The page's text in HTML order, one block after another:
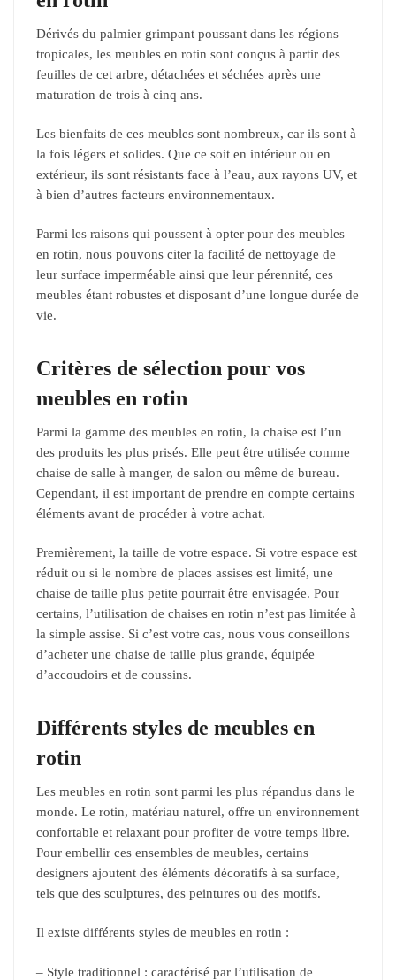
Dérivés du palmier grimpant poussant dans les régions
tropicales, les meubles en rotin sont conçus à partir des
feuilles de cet arbre, détachées et séchées après une
maturation de trois à cinq ans.
Les bienfaits de ces meubles sont nombreux, car ils sont à
la fois légers et solides. Que ce soit en intérieur ou en
extérieur, ils sont résistants face à l’eau, aux rayons UV, et
à bien d’autres facteurs environnementaux.
Parmi les raisons qui poussent à opter pour des meubles
en rotin, nous pouvons citer la facilité de nettoyage de
leur surface imperméable ainsi que leur pérennité, ces
meubles étant robustes et disposant d’une longue durée de
vie.
Critères de sélection pour vos
meubles en rotin
Parmi la gamme des meubles en rotin, la chaise est l’un
des produits les plus prisés. Elle peut être utilisée comme
chaise de salle à manger, de salon ou même de bureau.
Cependant, il est important de prendre en compte certains
éléments avant de procéder à votre achat.
Premièrement, la taille de votre espace. Si votre espace est
réduit ou si le nombre de places assises est limité, une
chaise de taille plus petite pourrait être envisagée. Pour
certains, l’utilisation de chaises en rotin n’est pas limitée à
la simple assise. Si c’est votre cas, nous vous conseillons
d’acheter une chaise de taille plus grande, équipée
d’accoudoirs et de coussins.
Différents styles de meubles en
rotin
Les meubles en rotin sont parmi les plus répandus dans le
monde. Le rotin, matériau naturel, offre un environnement
confortable et relaxant pour profiter de votre temps libre.
Pour embellir ces ensembles de meubles, certains
designers ajoutent des éléments décoratifs à sa surface,
tels que des sculptures, des peintures ou des motifs.
Il existe différents styles de meubles en rotin :
– Style traditionnel : caractérisé par l’utilisation de